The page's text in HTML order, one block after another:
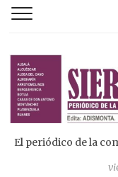
El periódico de la